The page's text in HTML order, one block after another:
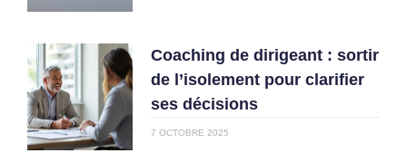
Coaching de dirigeant : sortir
de l’isolement pour clarifier
ses décisions
7 OCTOBRE 2025